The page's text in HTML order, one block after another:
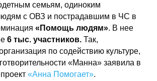
семьям, одиноким
с ОВЗ и пострадавшим в ЧС в
«Помощь людям». В нее
6 тыс. участников. Так,
по содействию культуре,
«Манна» заявила в
«Анна Помогает».